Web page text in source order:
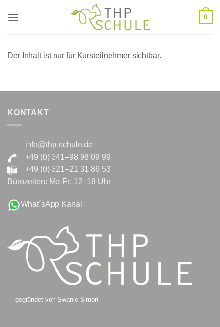
Inhalt
0
Der Inhalt ist nur für Kursteilnehmer sichtbar.
KONTAKT
info@thp-schule.de
+49 (0) 341–98 98 09 99
+49 (0) 321–21 31 86 53
Bürozeiten: Mo-Fr: 12–18 Uhr
What´sApp Kanal
gegründet von Swanie Simon